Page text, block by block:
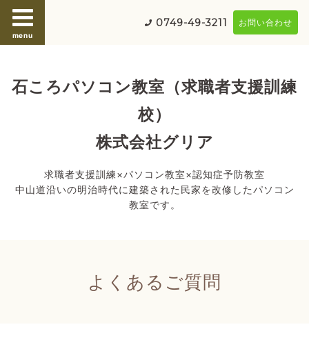
menu
0749-49-3211 お問い合わせ
石ころパソコン教室（求職者支援訓練
校）
株式会社グリア
求職者支援訓練×パソコン教室×認知症予防教室
中山道沿いの明治時代に建築された民家を改修したパソコン
教室です。
よくあるご質問